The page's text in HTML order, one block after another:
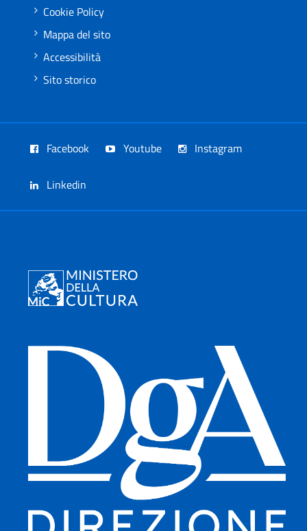
Cookie Policy
Mappa del sito
Accessibilità
Sito storico
Facebook Youtube Instagram
Linkedin